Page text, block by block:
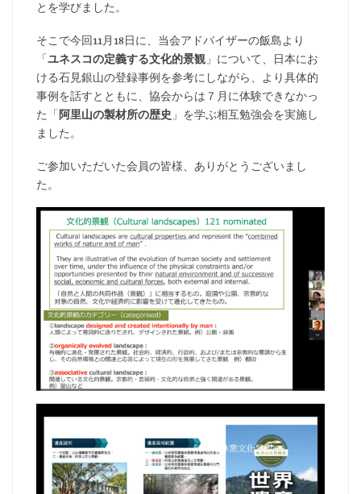
とを学びました。
そこで今回11月18日に、当会アドバイザーの飯島より
「ユネスコの定義する文化的景観 」について、日本にお
ける石見銀山の登録事例を参考にしながら、より具体的
事例を話すとともに、協会からは７月に体験できなかっ
た「 阿里山の製材所の歴史 」を学ぶ相互勉強会を実施し
ました。
ご参加いただいた会員の皆様、ありがとうございまし
た。